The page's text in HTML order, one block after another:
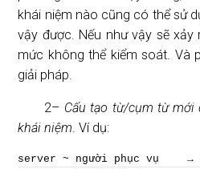
khái niệm nào cũng có thể sử
vậy được. Nếu như vậy sẽ
mức không thể kiểm soát. Và
giải pháp.
2– Cấu tạo từ/cụm từ mới
khái niệm. Ví dụ:
server ~ người phục vụ →